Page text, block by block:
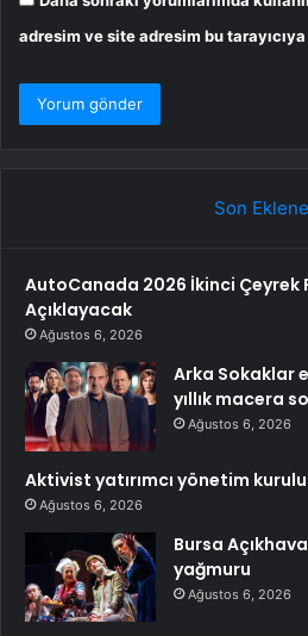
adresim ve site adresim bu
Son
AutoCanada 2026 İkinci Çeyrek
Açıklayacak
Ağustos 6, 2026
Arka Sokaklar
yıllık macera
Ağustos 6, 2026
Aktivist yatırımcı yönetim
Ağustos 6, 2026
Bursa
yağmuru
Ağustos 6, 2026